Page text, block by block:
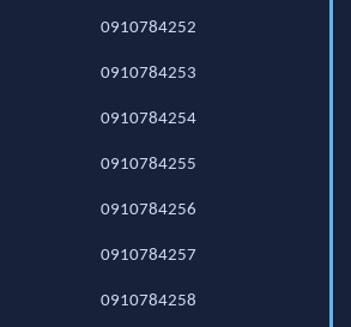
0910784252
0910784253
0910784254
0910784255
0910784256
0910784257
0910784258